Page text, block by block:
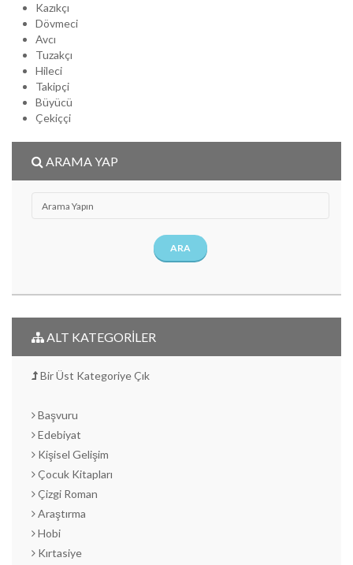
Kazıkçı
Dövmeci
Avcı
Tuzakçı
Hileci
Takipçi
Büyücü
Çekiççi
ARAMA YAP
ARA
ALT KATEGORİLER
Bir Üst Kategoriye Çık
Başvuru
Edebiyat
Kişisel Gelişim
Çocuk Kitapları
Çizgi Roman
Araştırma
Hobi
Kırtasiye